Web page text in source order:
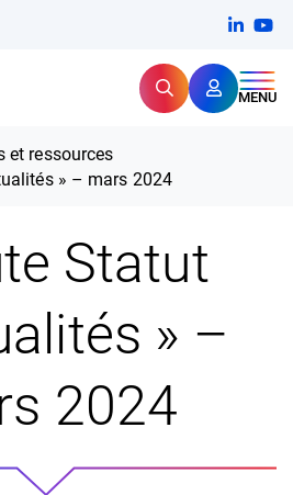
RechercherMENU
et proximité pour
et ressources
» – mars 2024
Statut
» –
2024